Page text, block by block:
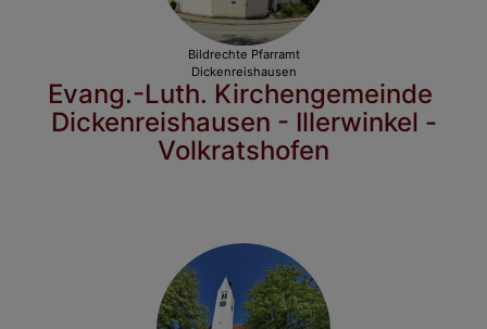
Bildrechte Pfarramt
Dickenreishausen
Evang.-Luth. Kirchengemeinde
Dickenreishausen - Illerwinkel -
Volkratshofen